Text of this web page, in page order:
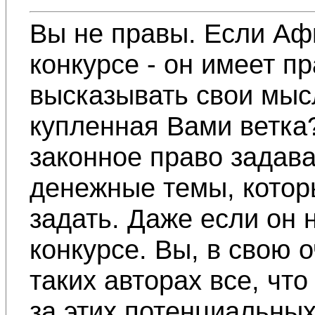
Вы не правы. Если
конкурсе - он имеет
высказывать свои
купленная Вами
законное право
денежные темы,
задать. Даже если он
конкурсе. Вы, в свою
таких авторах все,